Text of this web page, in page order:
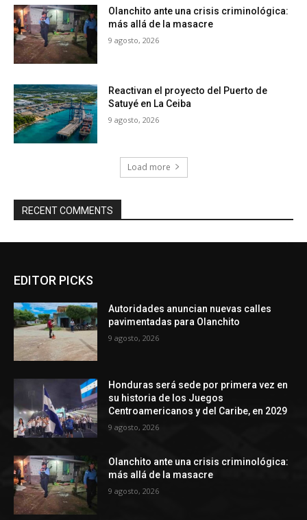
Olanchito ante una crisis criminológica:
más allá de la masacre
9 agosto, 2026
Reactivan el proyecto del Puerto de
Satuyé en La Ceiba
9 agosto, 2026
Load more
RECENT COMMENTS
EDITOR PICKS
Autoridades anuncian nuevas calles
pavimentadas para Olanchito
9 agosto, 2026
Honduras será sede por primera vez en
su historia de los Juegos
Centroamericanos y del Caribe, en 2029
9 agosto, 2026
Olanchito ante una crisis criminológica:
más allá de la masacre
9 agosto, 2026